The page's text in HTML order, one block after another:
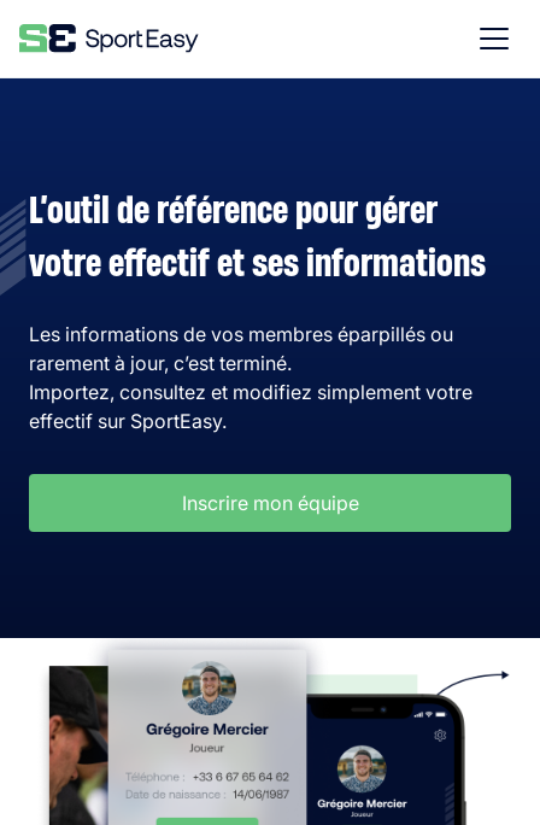
L’outil de référence pour gérer
votre effectif et ses informations
Les informations de vos membres éparpillés ou
rarement à jour, c’est terminé.
Importez, consultez et modifiez simplement votre
effectif sur SportEasy.
Inscrire mon équipe